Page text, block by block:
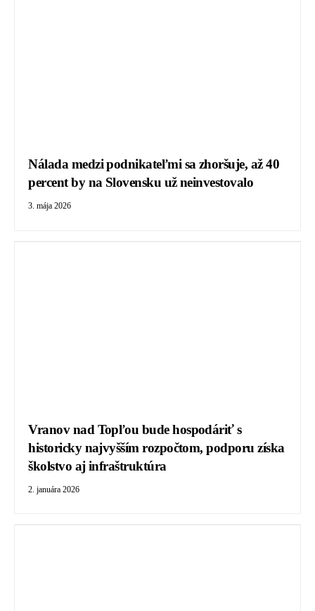
Nálada medzi podnikateľmi sa zhoršuje, až 40
percent by na Slovensku už neinvestovalo
3. mája 2026
Vranov nad Topľou bude hospodáriť s
historicky najvyšším rozpočtom, podporu získa
školstvo aj infraštruktúra
2. januára 2026